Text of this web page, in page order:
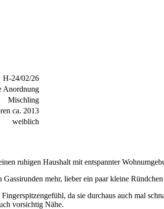
H-24/02/26
Anordnung
Mischling
ca. 2013
weiblich
ruhigen Haushalt mit entspannter
mehr, lieber ein paar kleine
da sie durchaus auch mal
vorsichtig Nähe.